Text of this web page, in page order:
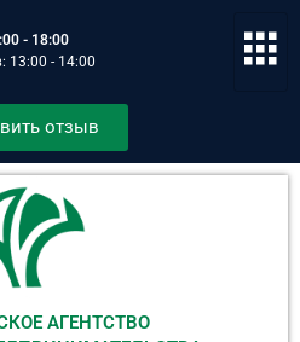
- 18:00
13:00 - 14:00
отзыв
АГЕНТСТВО